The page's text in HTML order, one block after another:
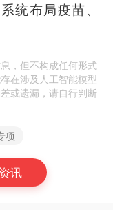
统布局疫苗、
，但不构成任何形式
在涉及人工智能模型
或遗漏，请自行判断
项
讯